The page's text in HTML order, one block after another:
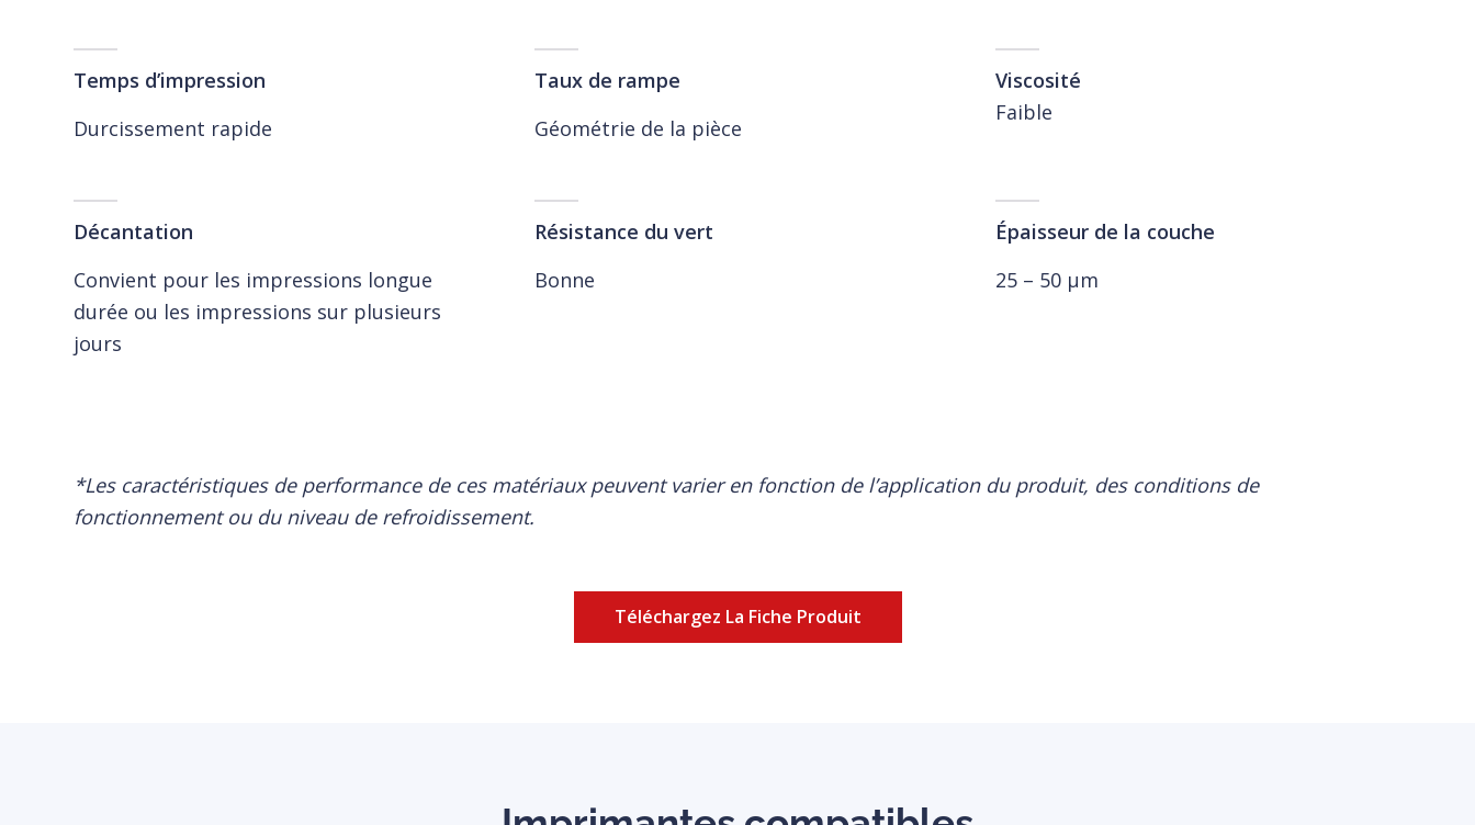
Temps d’impression
Durcissement rapide
Taux de rampe
Géométrie de la pièce
Viscosité
Faible
Décantation
Convient pour les impressions longue
durée ou les impressions sur plusieurs
jours
Résistance du vert
Bonne
Épaisseur de la couche
25 – 50 µm
*Les caractéristiques de performance de ces matériaux peuvent varier en fonction de l’application du produit, des conditions de
fonctionnement ou du niveau de refroidissement.
Téléchargez La Fiche Produit